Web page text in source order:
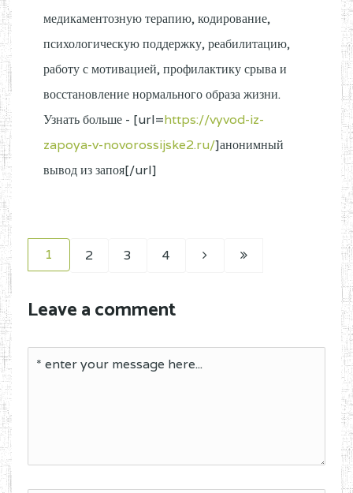
медикаментозную терапию, кодирование,
психологическую поддержку, реабилитацию,
работу с мотивацией, профилактику срыва и
восстановление нормального образа жизни.
Узнать больше - [url=https://vyvod-iz-
zapoya-v-novorossijske2.ru/]анонимный
вывод из запоя[/url]
1 2 3 4
Leave a comment